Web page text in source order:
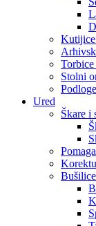
Kutijice
Stolni
Ured
Škare i